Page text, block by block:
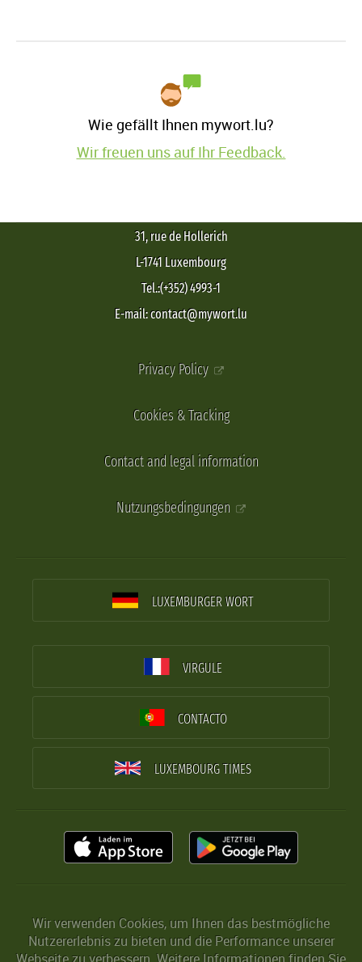
Wie gefällt Ihnen mywort.lu?
Wir freuen uns auf Ihr Feedback.
31, rue de Hollerich
L-1741 Luxembourg
Tel.:(+352) 4993-1
E-mail: contact@mywort.lu
Privacy Policy
Cookies & Tracking
Contact and legal information
Nutzungsbedingungen
LUXEMBURGER WORT
VIRGULE
CONTACTO
LUXEMBOURG TIMES
Wir verwenden Cookies, um Ihnen das bestmögliche
Nutzererlebnis zu bieten und die Performance unserer